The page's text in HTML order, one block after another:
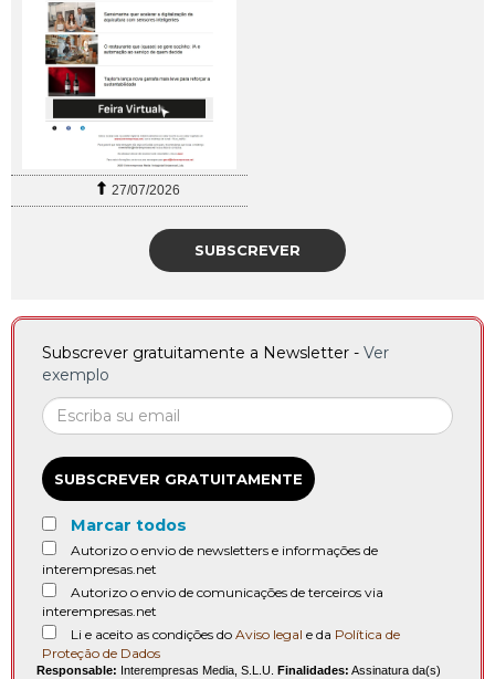
27/07/2026
SUBSCREVER
Subscrever gratuitamente a Newsletter - Ver
exemplo
SUBSCREVER GRATUITAMENTE
Marcar todos
Autorizo o envio de newsletters e informações de
interempresas.net
Autorizo o envio de comunicações de terceiros via
interempresas.net
Li e aceito as condições do Aviso legal e da Política de
Proteção de Dados
Responsable: Interempresas Media, S.L.U. Finalidades: Assinatura da(s)